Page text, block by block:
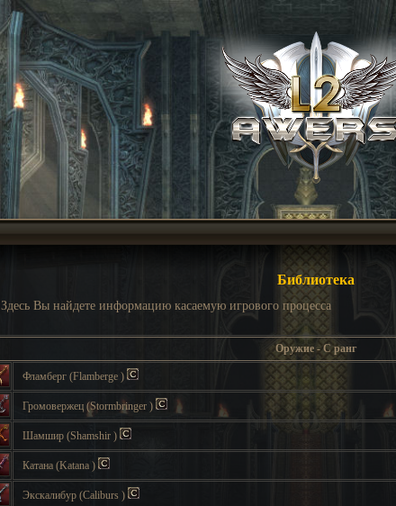
Библиотека
Здесь Вы найдете информацию касаемую игрового процесса
Оружие - C ранг
Фламберг (Flamberge )
Громовержец (Stormbringer )
Шамшир (Shamshir )
Катана (Katana )
Экскалибур (Caliburs )